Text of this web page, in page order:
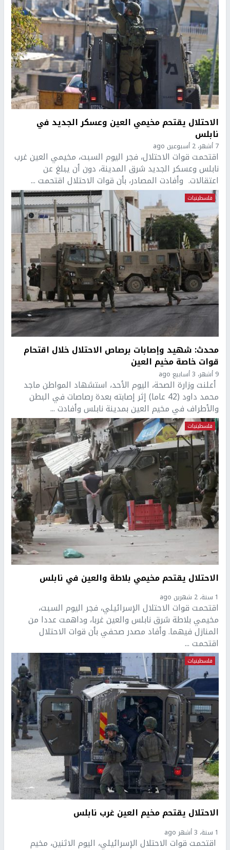
الاحتلال يقتحم مخيمي العين وعسكر الجديد في
نابلس
7 أشهر، 2 أسبوعين ago
اقتحمت قوات الاحتلال، فجر اليوم السبت، مخيمي العين غرب
نابلس وعسكر الجديد شرق المدينة، دون أن يبلغ عن
اعتقالات. وأفادت المصادر، بأن قوات الاحتلال اقتحمت ...
فلسطينيات
محدث: شهيد وإصابات برصاص الاحتلال خلال اقتحام
قوات خاصة مخيم العين
9 أشهر، 3 أسابيع ago
أعلنت وزارة الصحة، اليوم الأحد، استشهاد المواطن ماجد
محمد داود (42 عاما) إثر إصابته بعدة رصاصات في البطن
والأطراف في مخيم العين بمدينة نابلس وأفادت ...
فلسطينيات
الاحتلال يقتحم مخيمي بلاطة والعين في نابلس
1 سنة، 2 شهرين ago
اقتحمت قوات الاحتلال الإسرائيلي، فجر اليوم السبت،
مخيمي بلاطة شرق نابلس والعين غربا، وداهمت عددا من
المنازل فيهما. وأفاد مصدر صحفي بأن قوات الاحتلال
اقتحمت ...
فلسطينيات
الاحتلال يقتحم مخيم العين غرب نابلس
1 سنة، 3 أشهر ago
اقتحمت قوات الاحتلال الإسرائيلي، اليوم الاثنين، مخيم